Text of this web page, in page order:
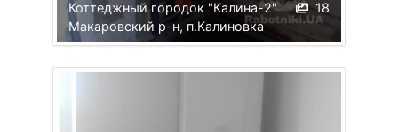
18
Коттеджный городок "Калина-2"
Макаровский р-н, п.Калиновка